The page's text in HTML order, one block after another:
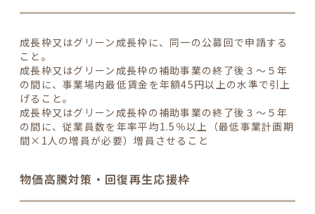
成長枠又はグリーン成長枠に、 同一の公募回で申請する
こと。
成長枠又はグリーン成長枠の補助事業の終了後 ３～５年
の間に、事業場内最低賃金を年額45円以上の水準で引上
げる こと。
成長枠又はグリーン成長枠の補助事業の終了後 ３～５年
の間に、従業員数を年率平均1.5％以上（最低事業計画期
間×1人の増員が必要）増員させる こと
物価高騰対策・回復再生応援枠